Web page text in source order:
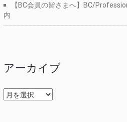
【BC会員の皆さまへ】BC/
内
アーカイブ
ア
ー